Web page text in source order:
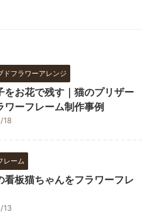
ドフラワーアレンジ
をお花で残す｜猫のプリザー
ワーフレーム制作事例
18
レーム
看板猫ちゃんをフラワーフレ
13